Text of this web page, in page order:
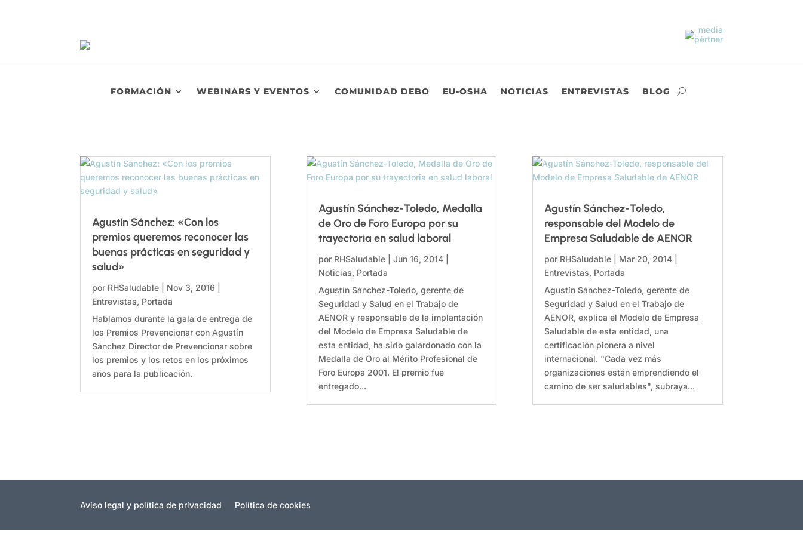
FORMACIÓN WEBINARS Y EVENTOS COMUNIDAD DEBO EU-OSHA NOTICIAS ENTREVISTAS BLOG
Agustín Sánchez: «Con los
premios queremos reconocer las
buenas prácticas en seguridad y
salud»
por RHSaludable Nov 3, 2016
Entrevistas, Portada
Hablamos durante la gala de entrega de
los Premios Prevencionar con Agustín
Sánchez Director de Prevencionar sobre
los premios y los retos en los próximos
años para la publicación.
Agustín Sánchez-Toledo, Medalla
de Oro de Foro Europa por su
trayectoria en salud laboral
por RHSaludable| Jun 16, 2014|
Noticias, Portada
Agustín Sánchez-Toledo, gerente de
Seguridad y Salud en el Trabajo de
AENOR y responsable de la implantación
del Modelo de Empresa Saludable de
esta entidad, ha sido galardonado con la
Medalla de Oro al Mérito Profesional de
Foro Europa 2001. El premio fue
entregado...
Agustín Sánchez-Toledo,
responsable del Modelo de
Empresa Saludable de AENOR
por RHSaludable| Mar 20, 2014|
Entrevistas, Portada
Agustín Sánchez-Toledo, gerente de
Seguridad y Salud en el Trabajo de
AENOR, explica el Modelo de Empresa
Saludable de esta entidad, una
certificación pionera a nivel
internacional. "Cada vez más
organizaciones están emprendiendo el
camino de ser saludables", subraya...
Aviso legal y política de privacidad Política de cookies